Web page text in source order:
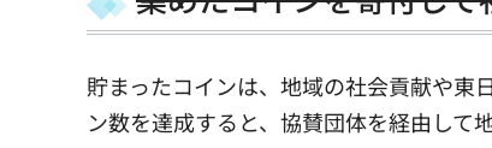
貯まったコインは、地域の社会貢献や東
ン数を達成すると、協賛団体を経由して